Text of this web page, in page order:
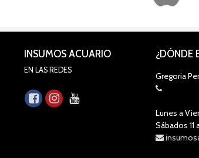
INSUMOS ACUARIO
EN LAS REDES
¿DÓNDE
Gregoria
Lunes a
Sábados 11